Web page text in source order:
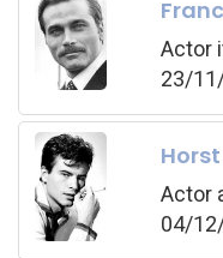
Actor
23/
Actor
04/